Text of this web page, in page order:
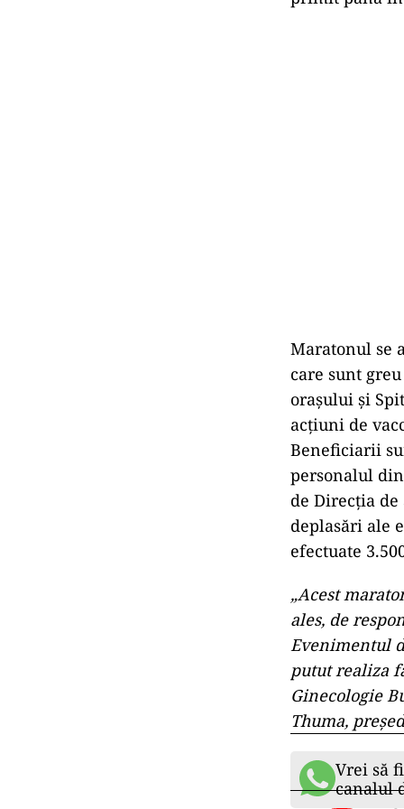
Maratonul se
care sunt
oraşului şi
acţiuni de
Beneficiarii
personalul
de Direcţia de
deplasări ale
efectuate
„Acest
ales, de
Evenimentul
putut realiza
Ginecologie
Thuma,
Vrei să
canalul